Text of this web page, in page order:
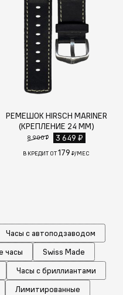
РЕМЕШОК HIRSCH MARINER
(КРЕПЛЕНИЕ 24 ММ)
8 900 ₽ 3 649 ₽
В КРЕДИТ ОТ179 ₽/МЕС
Часы с автоподзаводом
часы
Swiss Made
Часы с бриллиантами
Лимитированные